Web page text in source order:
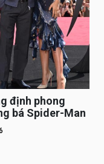
định phong
bá Spider-Man